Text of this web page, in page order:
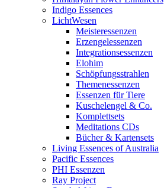
Indigo Essences
LichtWesen
Meisteressenzen
Erzengelessenzen
Integrationsessenzen
Elohim
Schöpfungsstrahlen
Themenessenzen
Essenzen für Tiere
Kuschelengel & Co.
Komplettsets
Meditations CDs
Bücher & Kartensets
Living Essences of Australia
Pacific Essences
PHI Essenzen
Ray Project